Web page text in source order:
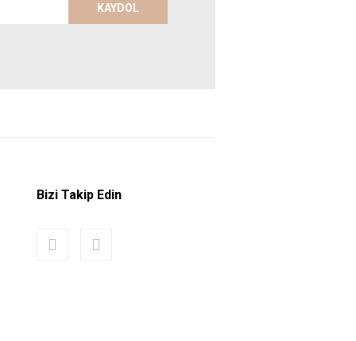
KAYDOL
Bizi Takip Edin